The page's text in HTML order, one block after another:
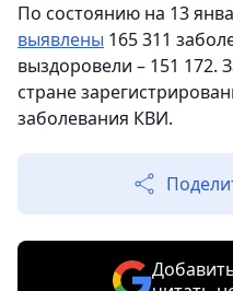
По состоянию на 13
выявлены 165 311
выздоровели – 151 172.
стране
заболевания КВИ.